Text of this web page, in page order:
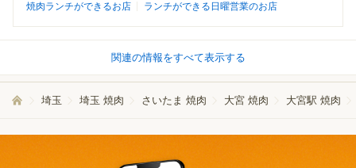
焼肉ランチができるお店 ランチができる日曜営業のお店
関連の情報をすべて表示する
埼玉 埼玉 焼肉 さいたま 焼肉 大宮 焼肉 大宮駅 焼肉